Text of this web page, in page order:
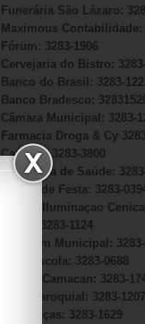
Funerária São Lázaro:
Maximous Contabilidade:
Fórum: 3283-1906
Cervejaria do Bistro:
Banco do Brasil: 3283-
Banco Bradesco:
Câmara Municipal: 3283-
Farmacia Droga & Cy
Camacã: 3283-3800
Secretária de Saúde:
Sonho de Festa: 3283-
AmmC Iluminaçao
CAPS: 3283-1124
Garagem Municipal:
Auto Escola: 3283-0688
Viação Camacan: 3283-
Casa Paroquial: 3283-1207
Bike Peças: 3283-1629